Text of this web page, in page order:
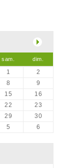
sam. dim.
1
2
8
9
15
16
22
23
29
30
5 6